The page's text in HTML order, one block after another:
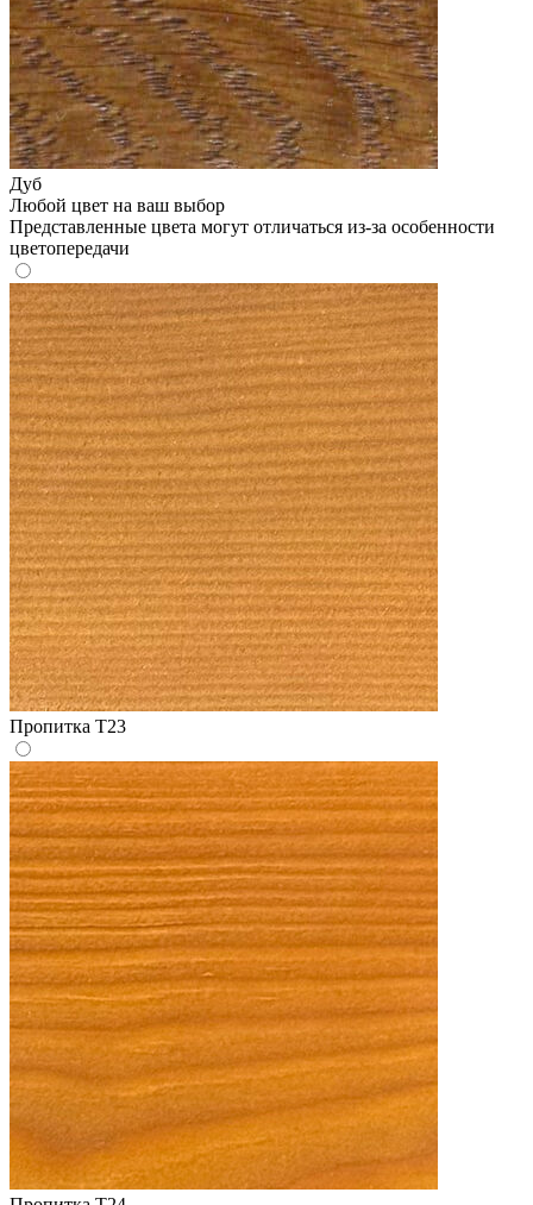
Дуб
Любой цвет на ваш выбор
Представленные цвета могут отличаться из-за особенности
цветопередачи
Пропитка Т23